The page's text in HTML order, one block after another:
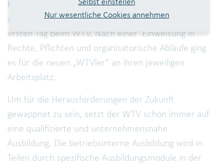
Kaufleute für Büromanagement und eine
auszubildende Fachkraft für Agrarservice an ihrem
ersten Tag beim WTV. Nach einer Einweisung in
Rechte, Pflichten und organisatorische Abläufe ging
es für die neuen „WTVler“ an ihren jeweiligen
Arbeitsplatz.
Um für die Herausforderungen der Zukunft
gewappnet zu sein, setzt der WTV schon immer auf
eine qualifizierte und unternehmensnahe
Ausbildung. Die betriebsinterne Ausbildung wird in
Teilen durch spezifische Ausbildungsmodule in der
Selbst einstellen
Nur wesentliche Cookies annehmen